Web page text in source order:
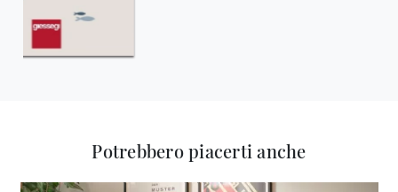
Potrebbero piacerti anche